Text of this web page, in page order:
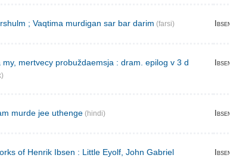
; Vaqtima murdigan sar bar darim (farsi)
my, mertvecy probuždaemsja : dram. epilog v 3 d
murde jee uthenge (hindi)
of Henrik Ibsen : Little Eyolf, John Gabriel